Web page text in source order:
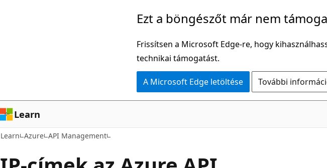
Ezt a böngészőt már nem
Frissítsen a Microsoft Edge-re, hogy
technikai támogatást.
A Microsoft Edge letöltése További
Learn
Learn Azure API Management